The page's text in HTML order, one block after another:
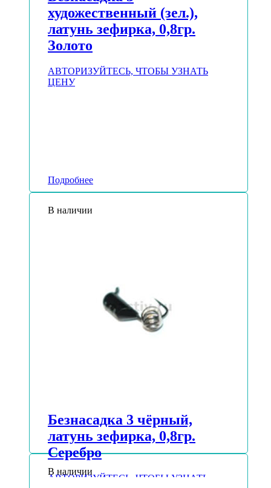
художественный (зел.),
латунь зефирка, 0,8гр.
Золото
АВТОРИЗУЙТЕСЬ, ЧТОБЫ УЗНАТЬ
ЦЕНУ
Подробнее
В наличии
Безнасадка 3 чёрный,
латунь зефирка, 0,8гр.
Серебро
АВТОРИЗУЙТЕСЬ, ЧТОБЫ УЗНАТЬ
В наличии